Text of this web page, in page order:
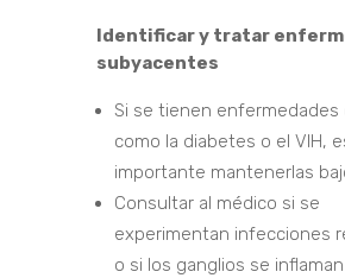
Identificar y tratar
subyacentes
Si se tienen enfermedades
como la diabetes o el VIH,
importante mantenerlas
Consultar al médico si se
experimentan infecciones
o si los ganglios se